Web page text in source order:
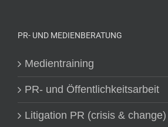
PR- UND MEDIENBERATUNG
Medientraining
PR- und Öffentlichkeitsarbeit
Litigation PR (crisis & change)